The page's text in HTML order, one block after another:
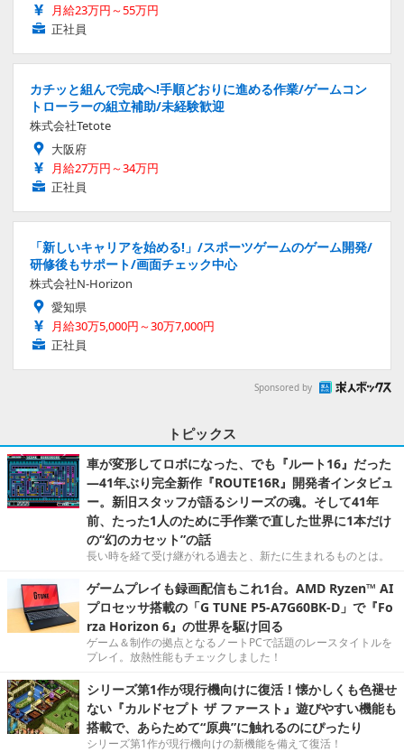
月給23万円～55万円
正社員
カチッと組んで完成へ!手順どおりに進める作業/ゲームコン
トローラーの組立補助/未経験歓迎
株式会社Tetote
大阪府
月給27万円～34万円
正社員
「新しいキャリアを始める!」/スポーツゲームのゲーム開発/
研修後もサポート/画面チェック中心
株式会社N-Horizon
愛知県
月給30万5,000円～30万7,000円
正社員
Sponsored by
トピックス
車が変形してロボになった、でも『ルート16』だった
―41年ぶり完全新作『ROUTE16R』開発者インタビュ
ー。新旧スタッフが語るシリーズの魂。そして41年
前、たった1人のために手作業で直した世界に1本だけ
の“幻のカセット”の話
長い時を経て受け継がれる過去と、新たに生まれるものとは。
ゲームプレイも録画配信もこれ1台。AMD Ryzen™ AI
プロセッサ搭載の「G TUNE P5-A7G60BK-D」で『Fo
rza Horizon 6』の世界を駆け回る
ゲーム＆制作の拠点となるノートPCで話題のレースタイトルを
プレイ。放熱性能もチェックしました！
シリーズ第1作が現行機向けに復活！懐かしくも色褪せ
ない『カルドセプト ザ ファースト』遊びやすい機能も
搭載で、あらためて“原典”に触れるのにぴったり
シリーズ第1作が現行機向けの新機能を備えて復活！